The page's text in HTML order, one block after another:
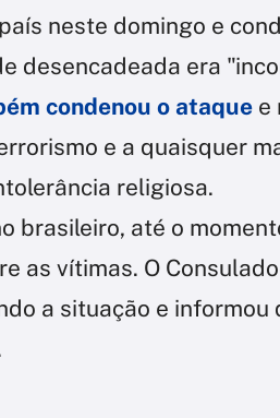
neste domingo e
desencadeada era
condenou o ataque e
e a quaisquer
religiosa.
brasileiro, até o
as vítimas. O
a situação e informou